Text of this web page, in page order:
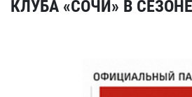
КЛУБА «СОЧИ» В